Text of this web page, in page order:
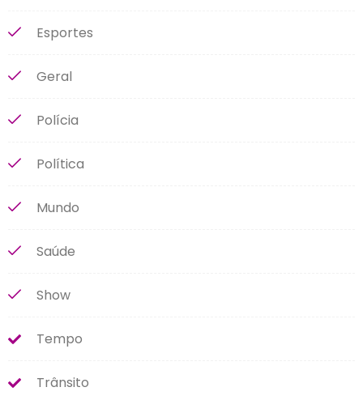
Esportes
Geral
Polícia
Política
Mundo
Saúde
Show
Tempo
Trânsito